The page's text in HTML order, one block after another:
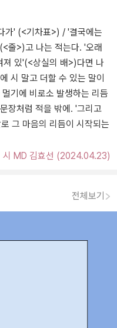
가' (<기차표>) / '결국에는
줄>)고 나는 적는다. '오래
져 있'(<상실의 배>)다면 나
시 말고 더할 수 있는 말이
기에 비로소 발생하는 리듬
장처럼 적을 밖에. '그리고
그 마음의 리듬이 시작되는
시 MD 김효선 (2024.04.23)
전체보기